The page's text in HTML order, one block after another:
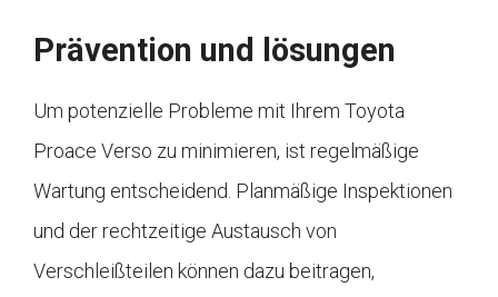
Prävention und lösungen
Um potenzielle Probleme mit Ihrem Toyota
Proace Verso zu minimieren, ist regelmäßige
Wartung entscheidend. Planmäßige Inspektionen
und der rechtzeitige Austausch von
Verschleißteilen können dazu beitragen,